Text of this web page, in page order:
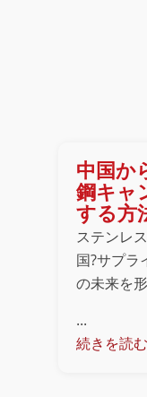
中国か
鋼キャ
する方
ステンレ
国?サプラ
の未来を
...
続きを読む